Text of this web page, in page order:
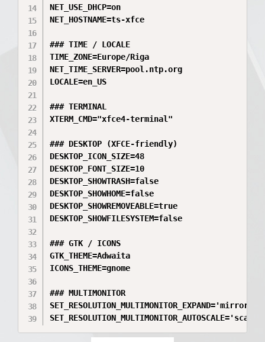
NET_USE_DHCP=on
NET_HOSTNAME=ts-xfce
### TIME / LOCALE
TIME_ZONE=Europe/Riga
NET_TIME_SERVER=pool.ntp.org
LOCALE=en_US
### TERMINAL
XTERM_CMD="xfce4-terminal"
### DESKTOP (XFCE-friendly)
DESKTOP_ICON_SIZE=48
DESKTOP_FONT_SIZE=10
DESKTOP_SHOWTRASH=false
DESKTOP_SHOWHOME=false
DESKTOP_SHOWREMOVEABLE=true
DESKTOP_SHOWFILESYSTEM=false
### GTK / ICONS
GTK_THEME=Adwaita
ICONS_THEME=gnome
### MULTIMONITOR
SET_RESOLUTION_MULTIMONITOR_EXPAND='mirror'
SET_RESOLUTION_MULTIMONITOR_AUTOSCALE='scale'